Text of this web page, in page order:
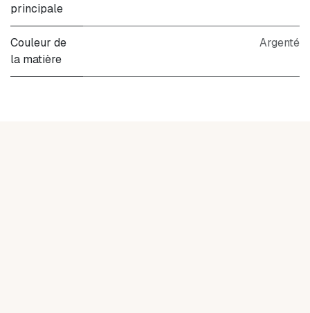
principale
Couleur de
la matière
Argenté